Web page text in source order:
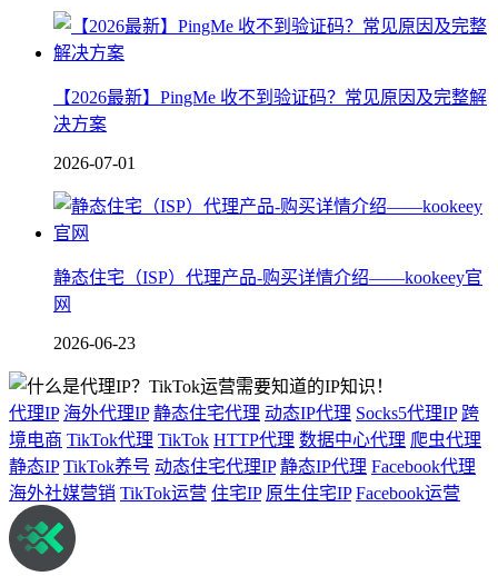
【2026最新】PingMe 收不到验证码？常见原因及完整解
决方案
2026-07-01
静态住宅（ISP）代理产品-购买详情介绍——kookeey官
网
2026-06-23
代理IP 海外代理IP 静态住宅代理 动态IP代理 Socks5代理IP 跨
境电商 TikTok代理 TikTok HTTP代理 数据中心代理 爬虫代理
静态IP TikTok养号 动态住宅代理IP 静态IP代理 Facebook代理
海外社媒营销 TikTok运营 住宅IP 原生住宅IP Facebook运营